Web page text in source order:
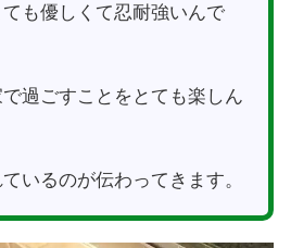
も優しくて忍耐強いんで
過ごすことをとても楽しん
いるのが伝わってきます。